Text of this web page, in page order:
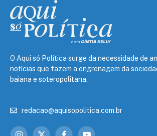
O Aqui só Política surge da necessidade de
notícias que fazem a engrenagem da
baiana e soteropolitana.
redacao@aquisopolitica.com.br